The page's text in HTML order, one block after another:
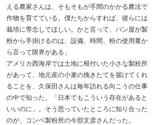
える農家さんは、そもそもが手間のかかる農法で
作物を育てている。僕たちからすれば、彼らには
栽培に専念してほしい。かと言って、パン屋が製
粉から手掛けるのは、設備、時間、粉の使用量か
ら言って限界がある」
アメリカ西海岸では土地に根付いた小さな製粉所
があって、地元産の小麦の挽きたてを届けてくれ
ることを、久保田さんは毎年訪れる向こうの仕事
の中で知った。「日本でもこういう存在があると
いいのに」。そう思っていたところに知り合った
のが、コンベ製粉所の今部文彦さんだった。